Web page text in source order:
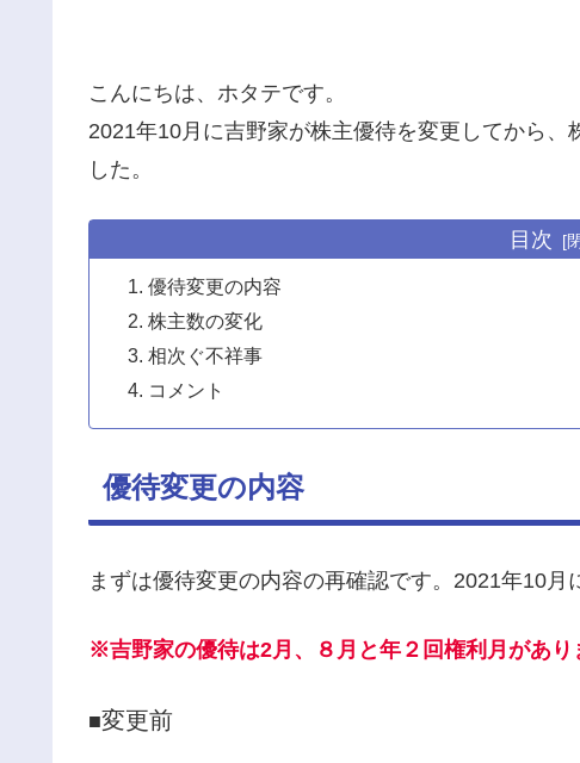
こんにちは、ホタテです。
2021年10月に吉野家が株主優待を変更してから
した。
目次
優待変更の内容
株主数の変化
相次ぐ不祥事
コメント
優待変更の内容
まずは優待変更の内容の再確認です。2021年10月
※吉野家の優待は2月、８月と年２回権利月があり
■変更前